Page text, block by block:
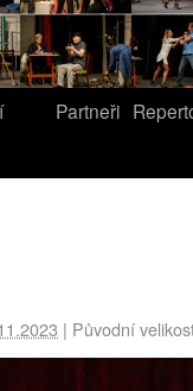
Partneři
| Původní